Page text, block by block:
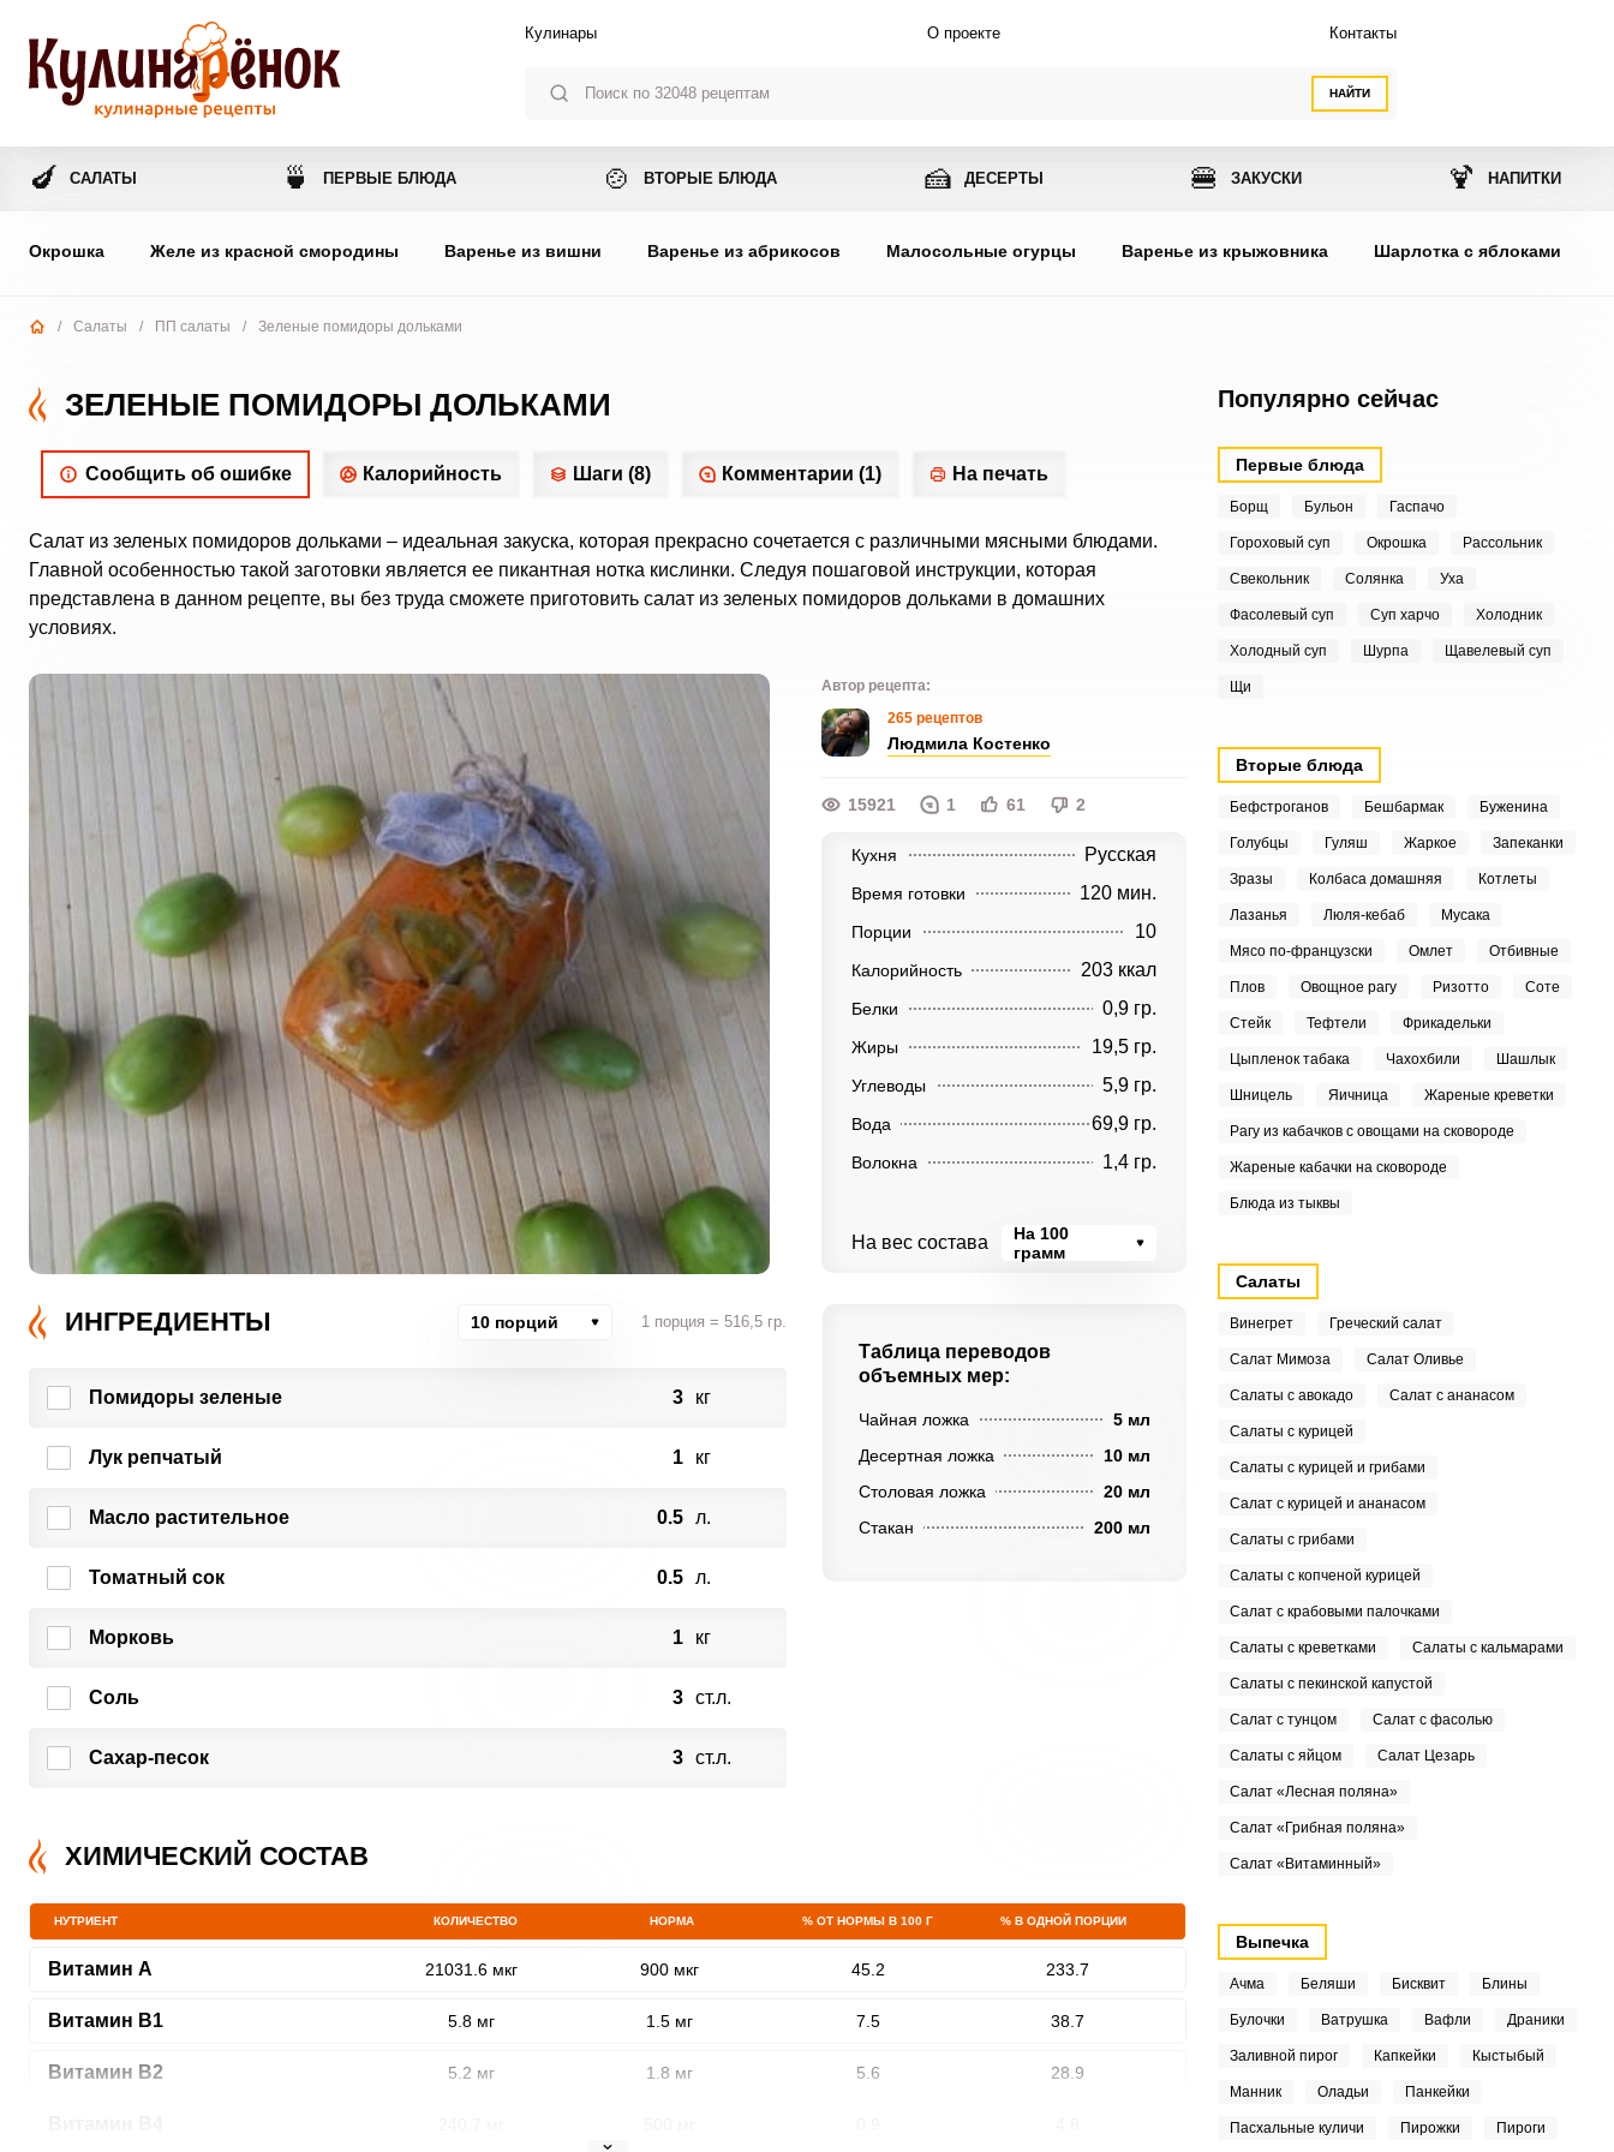
НАЙТИ
Кулинары О проекте Контакты
🍆 САЛАТЫ 🍵 ПЕРВЫЕ БЛЮДА 🍲 ВТОРЫЕ БЛЮДА 🍰 ДЕСЕРТЫ 🍔 ЗАКУСКИ 🍹 НАПИТКИ
Окрошка Желе из красной смородины Варенье из вишни Варенье из абрикосов Малосольные огурцы Варенье из крыжовника Шарлотка с яблоками
/ Салаты / ПП салаты / Зеленые помидоры дольками
ЗЕЛЕНЫЕ ПОМИДОРЫ ДОЛЬКАМИ
Сообщить об ошибке Калорийность Шаги (8) Комментарии (1) На печать
Салат из зеленых помидоров дольками – идеальная закуска, которая прекрасно сочетается с различными мясными блюдами.
Главной особенностью такой заготовки является ее пикантная нотка кислинки. Следуя пошаговой инструкции, которая
представлена в данном рецепте, вы без труда сможете приготовить салат из зеленых помидоров дольками в домашних
условиях.
Автор рецепта:
265 рецептов
Людмила Костенко
15921 1 61 2
Кухня Русская
Время готовки 120 мин.
Порции 10
Калорийность 203 ккал
Белки 0,9 гр.
Жиры 19,5 гр.
Углеводы 5,9 гр.
Вода 69,9 гр.
Волокна 1,4 гр.
На вес состава
На 100
грамм
ИНГРЕДИЕНТЫ 10 порций 1 порция = 516,5 гр.
Помидоры зеленые 3 кг
Лук репчатый 1 кг
Масло растительное 0.5 л.
Томатный сок 0.5 л.
Морковь 1 кг
Соль 3 ст.л.
Сахар-песок 3 ст.л.
Таблица переводов
объемных мер:
Чайная ложка
5 мл
Десертная ложка
10 мл
Столовая ложка
20 мл
Стакан
200 мл
ХИМИЧЕСКИЙ СОСТАВ
НУТРИЕНТ КОЛИЧЕСТВО НОРМА % ОТ НОРМЫ В 100 Г % В ОДНОЙ ПОРЦИИ
Витамин A 21031.6 мкг 900 мкг 45.2 233.7
Витамин В1 5.8 мг 1.5 мг 7.5 38.7
Витамин В2 5.2 мг 1.8 мг 5.6 28.9
Популярно сейчас
Первые блюда
Борщ Бульон Гаспачо
Гороховый суп Окрошка Рассольник
Свекольник Солянка Уха
Фасолевый суп Суп харчо Холодник
Холодный суп Шурпа Щавелевый суп
Щи
Вторые блюда
Бефстроганов Бешбармак Буженина
Голубцы Гуляш Жаркое Запеканки
Зразы Колбаса домашняя Котлеты
Лазанья Люля-кебаб Мусака
Мясо по-французски Омлет Отбивные
Плов Овощное рагу Ризотто Соте
Стейк Тефтели Фрикадельки
Цыпленок табака Чахохбили Шашлык
Шницель Яичница Жареные креветки
Рагу из кабачков с овощами на сковороде
Жареные кабачки на сковороде
Блюда из тыквы
Салаты
Винегрет Греческий салат
Салат Мимоза Салат Оливье
Салаты с авокадо Салат с ананасом
Салаты с курицей
Салаты с курицей и грибами
Салат с курицей и ананасом
Салаты с грибами
Салаты с копченой курицей
Салат с крабовыми палочками
Салаты с креветками Салаты с кальмарами
Салаты с пекинской капустой
Салат с тунцом Салат с фасолью
Салаты с яйцом Салат Цезарь
Салат «Лесная поляна»
Салат «Грибная поляна»
Салат «Витаминный»
Выпечка
Ачма Беляши Бисквит Блины
Булочки Ватрушка Вафли Драники
Заливной пирог Капкейки Кыстыбый
Манник Оладьи Панкейки
Пасхальные куличи Пирожки Пироги